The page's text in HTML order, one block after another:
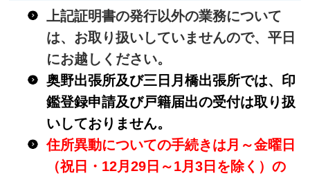
上記証明書の発行以外の業務について
は、お取り扱いしていませんので、平日
にお越しください。
奥野出張所及び三日月橋出張所では、印
鑑登録申請及び戸籍届出の受付は取り扱
いしておりません。
住所異動についての手続きは月～金曜日
（祝日・12月29日～1月3日を除く）の